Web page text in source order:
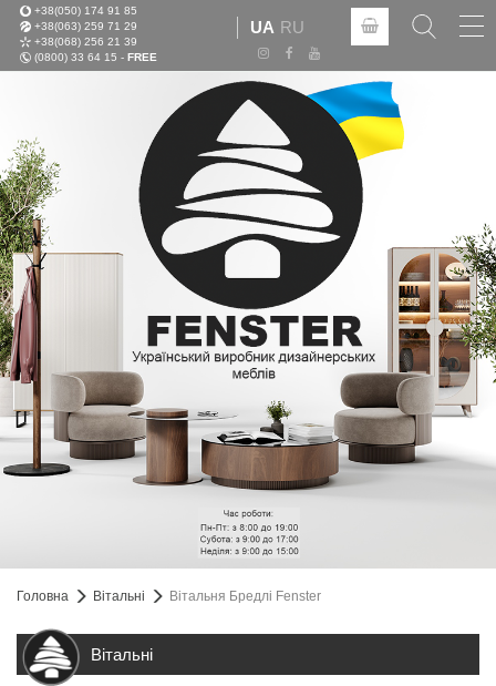
+38(050) 174 91 85
+38(063) 259 71 29
+38(068) 256 21 39
(0800) 33 64 15 - FREE
UA RU
Головна Вітальні Вітальня Бредлі Fenster
Вітальні